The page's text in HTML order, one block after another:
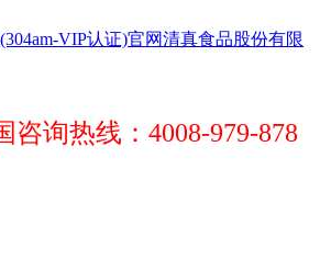
咨询热线：4008-979-878